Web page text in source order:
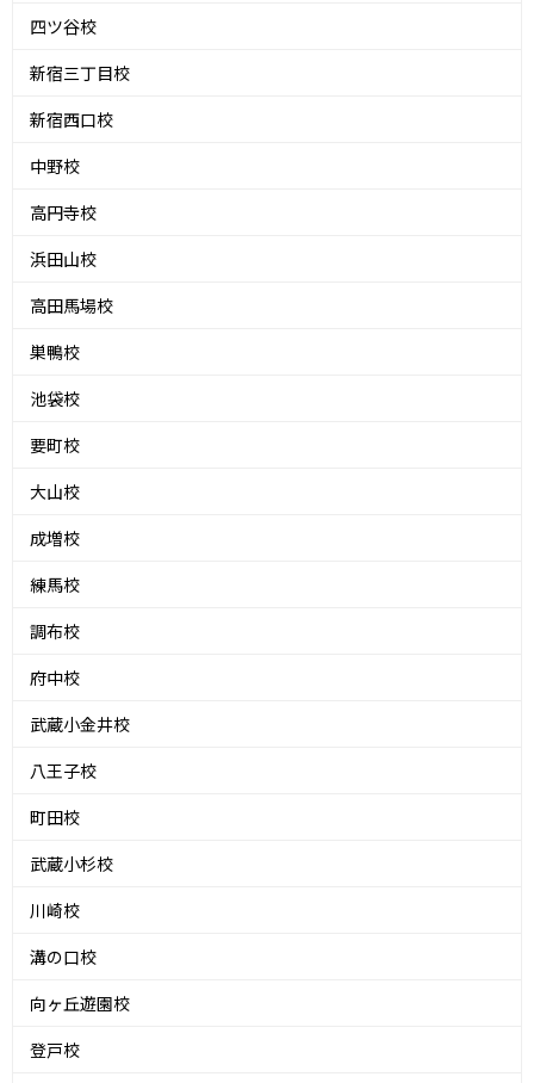
四ツ谷校
新宿三丁目校
新宿西口校
中野校
高円寺校
浜田山校
高田馬場校
巣鴨校
池袋校
要町校
大山校
成増校
練馬校
調布校
府中校
武蔵小金井校
八王子校
町田校
武蔵小杉校
川崎校
溝の口校
向ヶ丘遊園校
登戸校